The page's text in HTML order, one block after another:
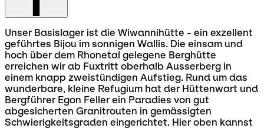
Unser Basislager ist die Wiwannihütte - ein exzellent
geführtes Bijou im sonnigen Wallis. Die einsam und
hoch über dem Rhonetal gelegene Berghütte
erreichen wir ab Fuxtritt oberhalb Ausserberg in
einem knapp zweistündigen Aufstieg. Rund um das
wunderbare, kleine Refugium hat der Hüttenwart und
Bergführer Egon Feller ein Paradies von gut
abgesicherten Granitrouten in gemässigten
Schwierigkeitsgraden eingerichtet. Hier oben kannst